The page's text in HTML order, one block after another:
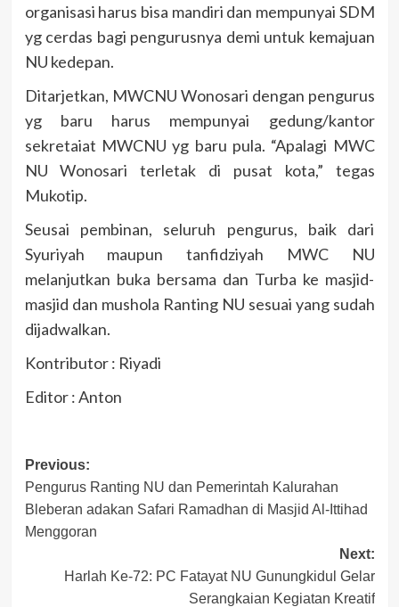
organisasi harus bisa mandiri dan mempunyai SDM
yg cerdas bagi pengurusnya demi untuk kemajuan
NU kedepan.
Ditarjetkan, MWCNU Wonosari dengan pengurus
yg baru harus mempunyai gedung/kantor
sekretaiat MWCNU yg baru pula. “Apalagi MWC
NU Wonosari terletak di pusat kota,” tegas
Mukotip.
Seusai pembinan, seluruh pengurus, baik dari
Syuriyah maupun tanfidziyah MWC NU
melanjutkan buka bersama dan Turba ke masjid-
masjid dan mushola Ranting NU sesuai yang sudah
dijadwalkan.
Kontributor : Riyadi
Editor : Anton
Post
navigation
Previous:
Pengurus Ranting NU dan Pemerintah Kalurahan
Bleberan adakan Safari Ramadhan di Masjid Al-Ittihad
Menggoran
Next:
Harlah Ke-72: PC Fatayat NU Gunungkidul Gelar
Serangkaian Kegiatan Kreatif